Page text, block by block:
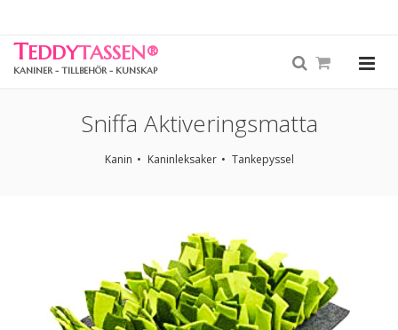
TEDDYTASSEN®
KANINER - TILLBEHÖR - KUNSKAP
Sniffa Aktiveringsmatta
Kanin Kaninleksaker Tankepyssel